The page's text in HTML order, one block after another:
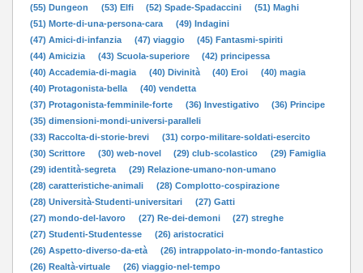
(55) Dungeon
(53) Elfi (52) Spade-Spadaccini
(51) Maghi
(51) Morte-di-una-persona-cara
(49) Indagini
(47) Amici-di-infanzia
(47) viaggio
(45) Fantasmi-spiriti
(44) Amicizia
(43) Scuola-superiore
(42) principessa
(40) Accademia-di-magia
(40) Divinità (40) Eroi
(40) magia
(40) Protagonista-bella
(40) vendetta
(37) Protagonista-femminile-forte
(36) Investigativo
(36) Principe
(35) dimensioni-mondi-universi-paralleli
(33) Raccolta-di-storie-brevi
(31) corpo-militare-soldati-esercito
(30) Scrittore
(30) web-novel (29) club-scolastico
(29) Famiglia
(29) identità-segreta
(29) Relazione-umano-non-umano
(28) caratteristiche-animali
(28) Complotto-cospirazione
(28) Università-Studenti-universitari
(27) Gatti
(27) mondo-del-lavoro
(27) Re-dei-demoni
(27) streghe
(27) Studenti-Studentesse
(26) aristocratici
(26) Aspetto-diverso-da-età
(26) intrappolato-in-mondo-fantastico
(26) Realtà-virtuale
(26) viaggio-nel-tempo